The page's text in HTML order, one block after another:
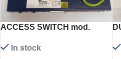
ACCESS SWITCH mod.
In stock